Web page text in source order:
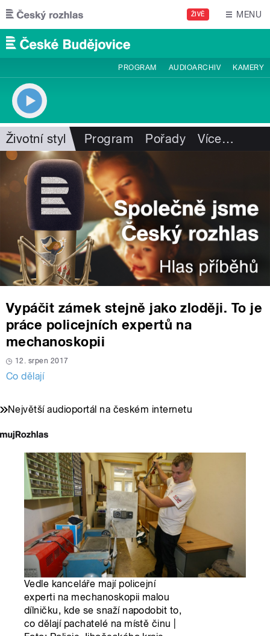
Přejít k hlavnímu obsahu
ŽIVĚ MENU
PROGRAM AUDIOARCHIV KAMERY
Životní styl Program Pořady Více…
Vypáčit zámek stejně jako zloději. To je
práce policejních expertů na
mechanoskopii
12. srpen 2017
Co dělají
Největší audioportál na českém internetu
Vedle kanceláře mají policejní
experti na mechanoskopii malou
dílničku, kde se snaží napodobit to,
co dělají pachatelé na místě činu |